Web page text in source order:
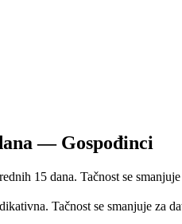
— Gospođinci
15 dana. Tačnost se
Tačnost se smanjuje za